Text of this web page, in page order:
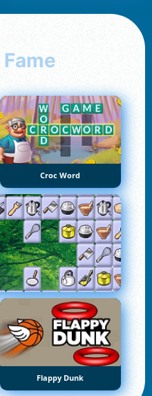
Fame
Croc Word
Flappy Dunk